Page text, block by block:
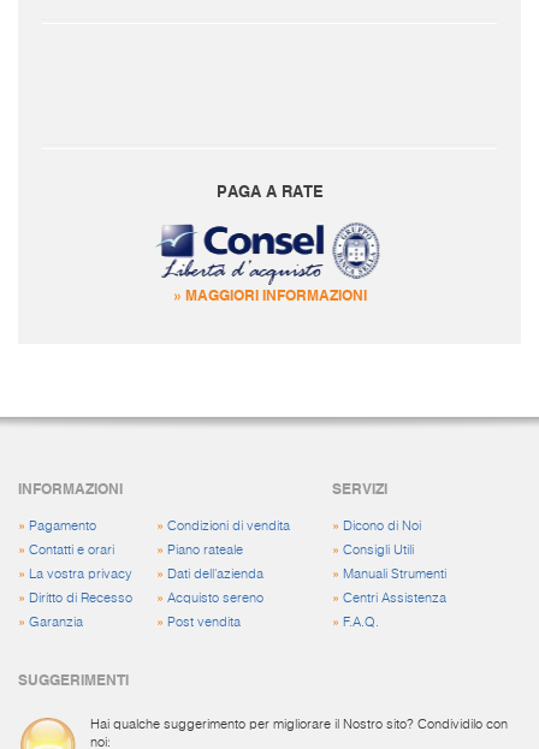
PAGA A RATE
» MAGGIORI INFORMAZIONI
INFORMAZIONI
» Pagamento
» Contatti e orari
»
La vostra privacy
» Diritto di Recesso
» Garanzia
» Condizioni di vendita
» Piano rateale
» Dati dell'azienda
» Acquisto sereno
» Post vendita
SERVIZI
» Dicono di Noi
»Consigli Utili
» Manuali Strumenti
»Centri Assistenza
» F.A.Q.
SUGGERIMENTI
Hai qualche suggerimento per migliorare il Nostro sito? Condividilo con
noi: